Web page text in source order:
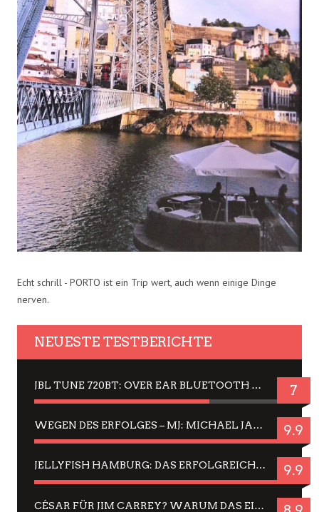
Echt schrill - PORTO ist ein Trip wert, auch wenn einige Dinge
nerven.
NEUESTE TESTBERICHTE
JBL TUNE 720BT: OVER EAR BLUETOOTH KOPFHÖRER UM DIE 50,-€ IM DAUER-TEST 7
WEGEN DES ERFOLGES – MJ: MICHAEL JACKSON MUSICAL IN EINER MATINEE SEHEN 9.9
JELLYFISH HAMBURG: DAS ERFOLGREICHE SOMMER-MENÜ 2025 IN GEFÜHLEN UND BILDERN 9.9
CÉSAR FÜR JIM CARREY? WARUM DAS EINER DER NERVIGSTEN ACTORS IST UND BLEIBT